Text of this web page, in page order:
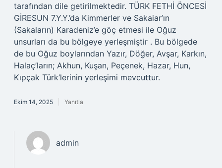
tarafından dile getirilmektedir. TÜRK FETHİ ÖNCESİ
GİRESUN 7.Y.Y.’da Kimmerler ve Sakaiar’ın
(Sakaların) Karadeniz’e göç etmesi ile Oğuz
unsurları da bu bölgeye yerleşmiştir . Bu bölgede
de bu Oğuz boylarından Yazır, Döğer, Avşar, Karkın,
Halaç’ların; Akhun, Kuşan, Peçenek, Hazar, Hun,
Kıpçak Türk’lerinin yerleşimi mevcuttur.
Ekim 14, 2025 Yanıtla
admin